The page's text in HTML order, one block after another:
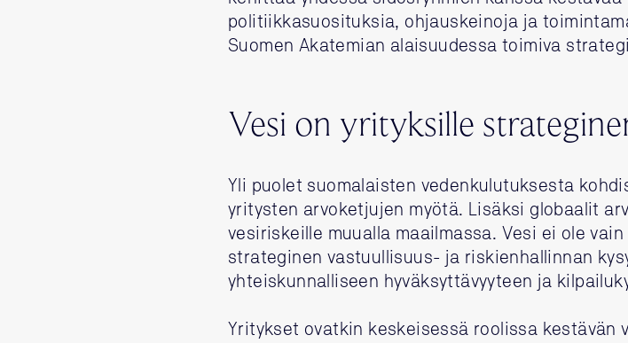
politiikkasuosituksia, ohjauskeinoja ja
Suomen Akatemian alaisuudessa toimiva
Vesi on yrityksille
Yli puolet suomalaisten vedenkulutuksesta
yritysten arvoketjujen myötä. Lisäksi globaalit
vesiriskeille muualla maailmassa. Vesi ei ole
strateginen vastuullisuus- ja riskienhallinnan
yhteiskunnalliseen hyväksyttävyyteen ja
Yritykset ovatkin keskeisessä roolissa kestävän